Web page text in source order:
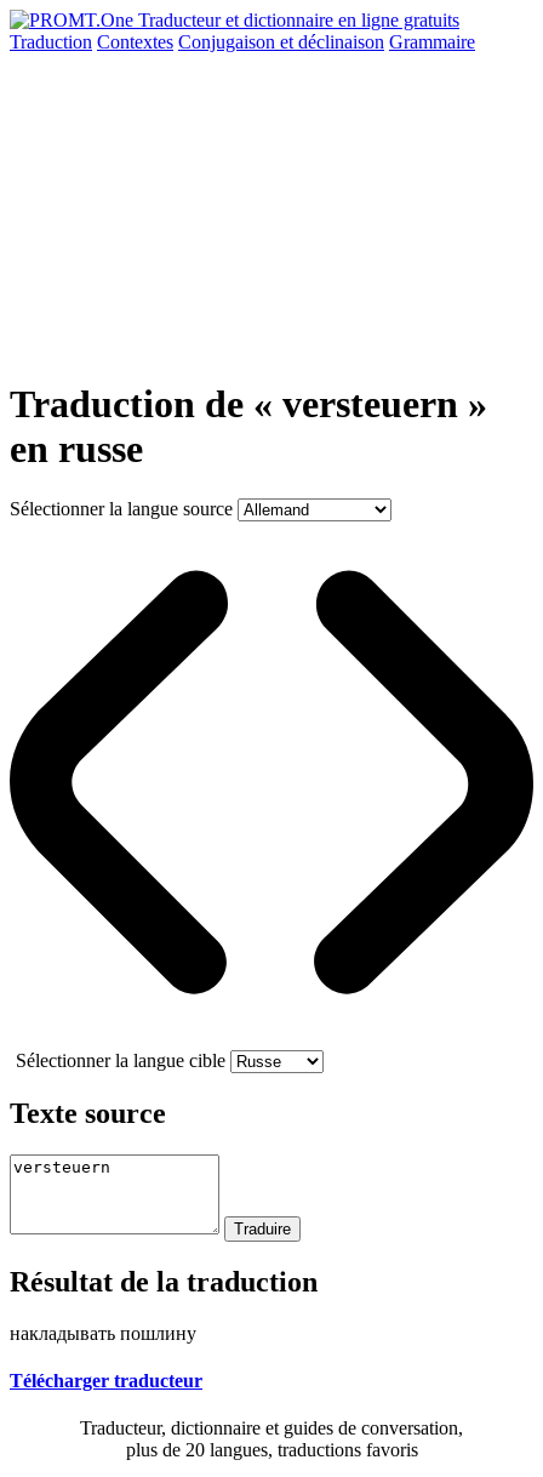
Traduction Contextes Conjugaison et déclinaison Grammaire
Traduction de « versteuern »
en russe
Sélectionner la langue source
Sélectionner la langue cible
Texte source
Résultat de la traduction
накладывать пошлину
Télécharger traducteur
Traducteur, dictionnaire et guides de conversation,
plus de 20 langues, traductions favoris